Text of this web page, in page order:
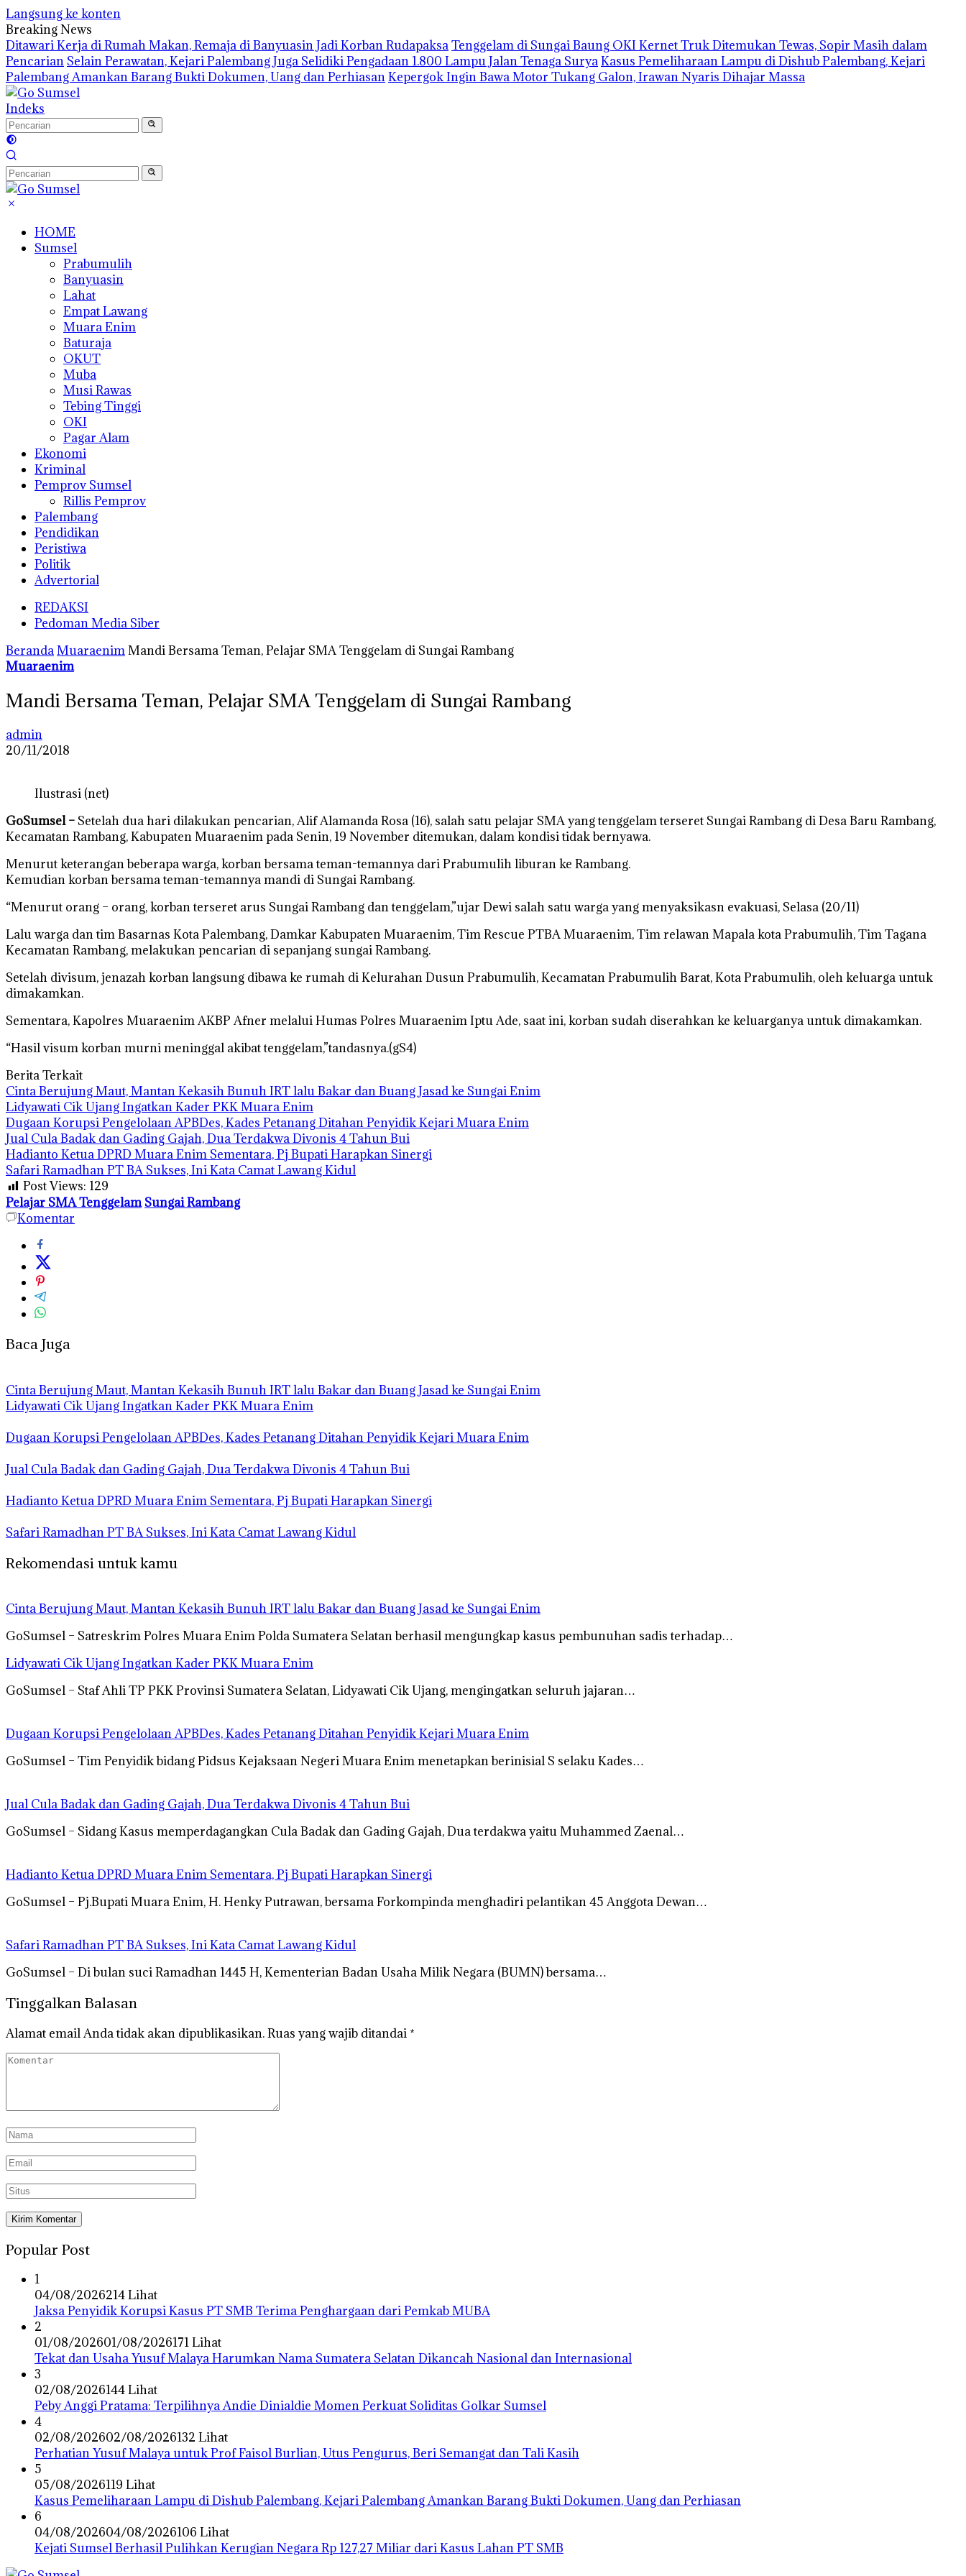
Langsung ke konten
Breaking News
Ditawari Kerja di Rumah Makan, Remaja di Banyuasin Jadi Korban RudapaksaTenggelam di Sungai Baung OKI Kernet Truk Ditemukan Tewas, Sopir Masih dalam
Pencarian Selain Perawatan, Kejari Palembang Juga Selidiki Pengadaan 1.800 Lampu Jalan Tenaga SuryaKasus Pemeliharaan Lampu di Dishub Palembang, Kejari
Palembang Amankan Barang Bukti Dokumen, Uang dan PerhiasanKepergok Ingin Bawa Motor Tukang Galon, Irawan Nyaris Dihajar Massa
Indeks
HOME
Sumsel
Prabumulih
Banyuasin
Lahat
Empat Lawang
Muara Enim
Baturaja
OKUT
Muba
Musi Rawas
Tebing Tinggi
OKI
Pagar Alam
Ekonomi
Kriminal
Pemprov Sumsel
Rillis Pemprov
Palembang
Pendidikan
Peristiwa
Politik
Advertorial
REDAKSI
Pedoman Media Siber
BerandaMuaraenimMandi Bersama Teman, Pelajar SMA Tenggelam di Sungai Rambang
Muaraenim
Mandi Bersama Teman, Pelajar SMA Tenggelam di Sungai Rambang
admin
20/11/2018
Ilustrasi (net)
GoSumsel – Setelah dua hari dilakukan pencarian, Alif Alamanda Rosa (16), salah satu pelajar SMA yang tenggelam terseret Sungai Rambang di Desa Baru Rambang,
Kecamatan Rambang, Kabupaten Muaraenim pada Senin, 19 November ditemukan, dalam kondisi tidak bernyawa.
Menurut keterangan beberapa warga, korban bersama teman-temannya dari Prabumulih liburan ke Rambang.
Kemudian korban bersama teman-temannya mandi di Sungai Rambang.
“Menurut orang – orang, korban terseret arus Sungai Rambang dan tenggelam,”ujar Dewi salah satu warga yang menyaksikasn evakuasi, Selasa (20/11)
Lalu warga dan tim Basarnas Kota Palembang, Damkar Kabupaten Muaraenim, Tim Rescue PTBA Muaraenim, Tim relawan Mapala kota Prabumulih, Tim Tagana
Kecamatan Rambang, melakukan pencarian di sepanjang sungai Rambang.
Setelah divisum, jenazah korban langsung dibawa ke rumah di Kelurahan Dusun Prabumulih, Kecamatan Prabumulih Barat, Kota Prabumulih, oleh keluarga untuk
dimakamkan.
Sementara, Kapolres Muaraenim AKBP Afner melalui Humas Polres Muaraenim Iptu Ade, saat ini, korban sudah diserahkan ke keluarganya untuk dimakamkan.
“Hasil visum korban murni meninggal akibat tenggelam,”tandasnya.(gS4)
Berita Terkait
Cinta Berujung Maut, Mantan Kekasih Bunuh IRT lalu Bakar dan Buang Jasad ke Sungai Enim
Lidyawati Cik Ujang Ingatkan Kader PKK Muara Enim
Dugaan Korupsi Pengelolaan APBDes, Kades Petanang Ditahan Penyidik Kejari Muara Enim
Jual Cula Badak dan Gading Gajah, Dua Terdakwa Divonis 4 Tahun Bui
Hadianto Ketua DPRD Muara Enim Sementara, Pj Bupati Harapkan Sinergi
Safari Ramadhan PT BA Sukses, Ini Kata Camat Lawang Kidul
Post Views: 129
Pelajar SMA Tenggelam Sungai Rambang
Komentar
Baca Juga
Cinta Berujung Maut, Mantan Kekasih Bunuh IRT lalu Bakar dan Buang Jasad ke Sungai Enim
Lidyawati Cik Ujang Ingatkan Kader PKK Muara Enim
Dugaan Korupsi Pengelolaan APBDes, Kades Petanang Ditahan Penyidik Kejari Muara Enim
Jual Cula Badak dan Gading Gajah, Dua Terdakwa Divonis 4 Tahun Bui
Hadianto Ketua DPRD Muara Enim Sementara, Pj Bupati Harapkan Sinergi
Safari Ramadhan PT BA Sukses, Ini Kata Camat Lawang Kidul
Rekomendasi untuk kamu
Cinta Berujung Maut, Mantan Kekasih Bunuh IRT lalu Bakar dan Buang Jasad ke Sungai Enim
GoSumsel – Satreskrim Polres Muara Enim Polda Sumatera Selatan berhasil mengungkap kasus pembunuhan sadis terhadap…
Lidyawati Cik Ujang Ingatkan Kader PKK Muara Enim
GoSumsel – Staf Ahli TP PKK Provinsi Sumatera Selatan, Lidyawati Cik Ujang, mengingatkan seluruh jajaran…
Dugaan Korupsi Pengelolaan APBDes, Kades Petanang Ditahan Penyidik Kejari Muara Enim
GoSumsel – Tim Penyidik bidang Pidsus Kejaksaan Negeri Muara Enim menetapkan berinisial S selaku Kades…
Jual Cula Badak dan Gading Gajah, Dua Terdakwa Divonis 4 Tahun Bui
GoSumsel – Sidang Kasus memperdagangkan Cula Badak dan Gading Gajah, Dua terdakwa yaitu Muhammed Zaenal…
Hadianto Ketua DPRD Muara Enim Sementara, Pj Bupati Harapkan Sinergi
GoSumsel – Pj.Bupati Muara Enim, H. Henky Putrawan, bersama Forkompinda menghadiri pelantikan 45 Anggota Dewan…
Safari Ramadhan PT BA Sukses, Ini Kata Camat Lawang Kidul
GoSumsel – Di bulan suci Ramadhan 1445 H, Kementerian Badan Usaha Milik Negara (BUMN) bersama…
Tinggalkan Balasan
Alamat email Anda tidak akan dipublikasikan.Ruas yang wajib ditandai *
Popular Post
1
04/08/2026214 Lihat
Jaksa Penyidik Korupsi Kasus PT SMB Terima Penghargaan dari Pemkab MUBA
2
01/08/202601/08/2026171 Lihat
Tekat dan Usaha Yusuf Malaya Harumkan Nama Sumatera Selatan Dikancah Nasional dan Internasional
3
02/08/2026144 Lihat
Peby Anggi Pratama: Terpilihnya Andie Dinialdie Momen Perkuat Soliditas Golkar Sumsel
4
02/08/202602/08/2026132 Lihat
Perhatian Yusuf Malaya untuk Prof Faisol Burlian, Utus Pengurus, Beri Semangat dan Tali Kasih
5
05/08/2026119 Lihat
Kasus Pemeliharaan Lampu di Dishub Palembang, Kejari Palembang Amankan Barang Bukti Dokumen, Uang dan Perhiasan
6
04/08/202604/08/2026106 Lihat
Kejati Sumsel Berhasil Pulihkan Kerugian Negara Rp 127,27 Miliar dari Kasus Lahan PT SMB